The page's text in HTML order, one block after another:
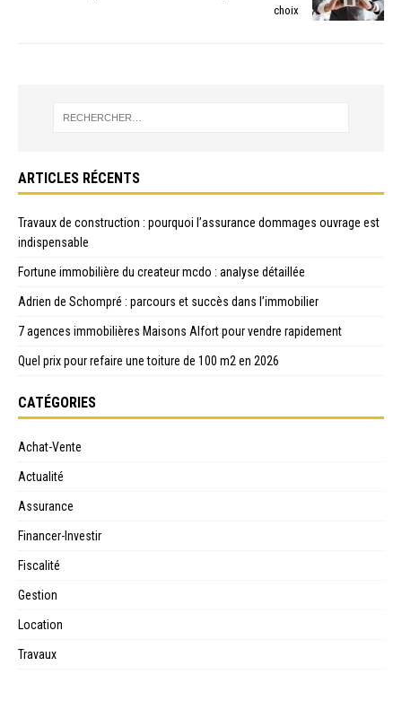
choix
ARTICLES RÉCENTS
Travaux de construction : pourquoi l’assurance dommages ouvrage est
indispensable
Fortune immobilière du createur mcdo : analyse détaillée
Adrien de Schompré : parcours et succès dans l’immobilier
7 agences immobilières Maisons Alfort pour vendre rapidement
Quel prix pour refaire une toiture de 100 m2 en 2026
CATÉGORIES
Achat-Vente
Actualité
Assurance
Financer-Investir
Fiscalité
Gestion
Location
Travaux